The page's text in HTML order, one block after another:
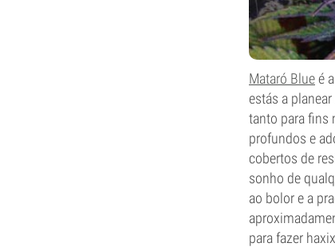
Mataró Blueé
estás a
tanto para fins
profundos e
cobertos de
sonho de
ao bolor e a
para fazer